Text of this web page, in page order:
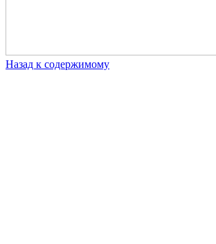
Назад к содержимому